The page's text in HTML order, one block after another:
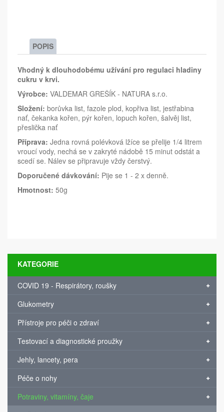
POPIS
Vhodný k dlouhodobému užívání pro regulaci hladiny
cukru v krvi.
Výrobce: VALDEMAR GREŠÍK - NATURA s.r.o.
Složení: borůvka list, fazole plod, kopřiva list, jestřabina
nať, čekanka kořen, pýr kořen, lopuch kořen, šalvěj list,
přeslička nať
Příprava: Jedna rovná polévková lžíce se přelije 1/4 litrem
vroucí vody, nechá se v zakryté nádobě 15 minut odstát a
scedí se. Nálev se připravuje vždy čerstvý.
Doporučené dávkování: Pije se 1 - 2 x denně.
Hmotnost: 50g
KATEGORIE
COVID 19 - Respirátory, roušky
Glukometry
Přístroje pro péči o zdraví
Testovací a diagnostické proužky
Jehly, lancety, pera
Péče o nohy
Potraviny, vitamíny, čaje